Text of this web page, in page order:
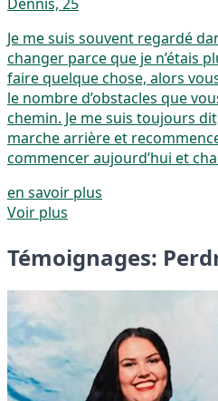
Je me suis souvent regardé
changer parce que je n’étais
faire quelque chose, alors
le nombre d’obstacles que
chemin. Je me suis toujours
marche arrière et
commencer aujourd’hui et
en savoir plus
Voir plus
Témoignages: